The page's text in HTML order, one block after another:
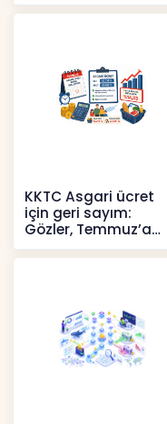
Sür
KKTC Asgari ücret
için geri sayım:
Gözler, Temmuz’a
yansıması beklenen
artışta